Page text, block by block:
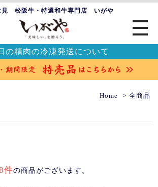
見 松阪牛・特選和牛専門店 いがや
の精肉の冷凍発送について
Home 全商品
件の商品がございます。